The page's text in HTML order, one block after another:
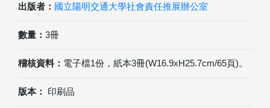
出版者： 國立陽明交通大學社會責任推展辦公室
數量： 3冊
稽核資料： 電子檔1份，紙本3冊(W16.9xH25.7cm/65頁)。
版本： 印刷品